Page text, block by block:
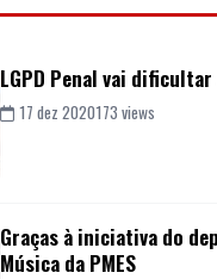
LGPD Penal vai
17 dez 2020173 views
Graças à iniciativa do
Música da PMES